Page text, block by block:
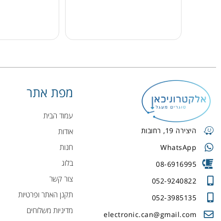
היצירה 19, רחובות
WhatsApp
08-6916995
052-9240822
052-3985135
electronic.can@gmail.com
מפת אתר
עמוד הבית
אודות
חנות
בלוג
צור קשר
תקנן האתר ופרטיות
מדיניות משלוחים